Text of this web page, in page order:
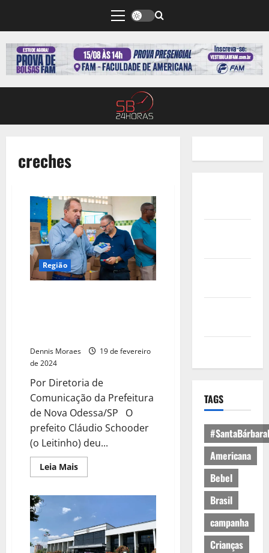
creches
Região
Dennis Moraes
19 de fevereiro
de 2024
Por Diretoria de
Comunicação da Prefeitura
de Nova Odessa/SP O
prefeito Cláudio Schooder
(o Leitinho) deu...
Leia Mais
TAGS
Americana
Bebel
Brasil
campanha
Crianças